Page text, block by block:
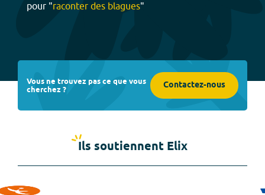
pour "raconter des blagues"
Vous ne trouvez pas ce que vous
cherchez ? Contactez-nous
Ils soutiennent Elix